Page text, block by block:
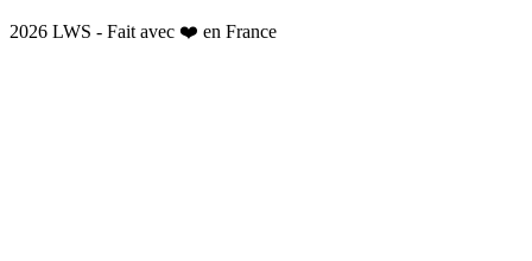
2026 LWS - Fait avec ❤️ en France